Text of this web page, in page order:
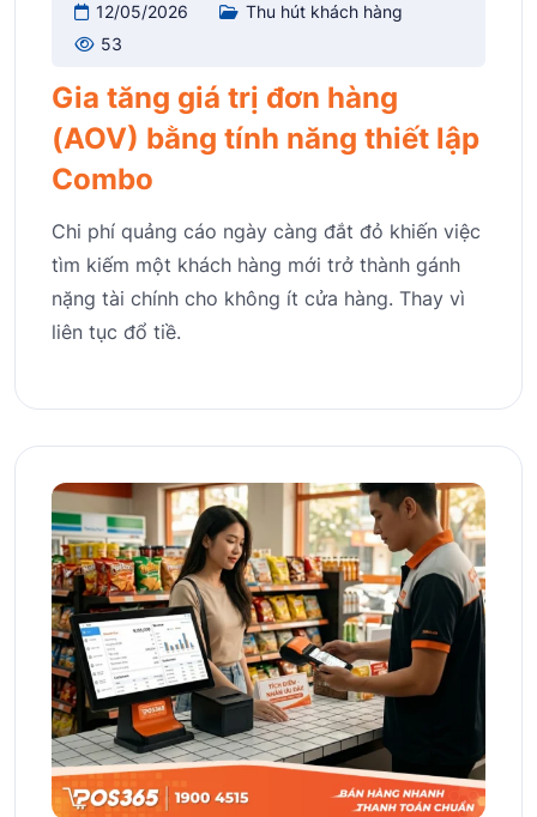
12/05/2026
Thu hút khách hàng
53
Gia tăng giá trị đơn hàng
(AOV) bằng tính năng thiết lập
Combo
Chi phí quảng cáo ngày càng đắt đỏ khiến việc
tìm kiếm một khách hàng mới trở thành gánh
nặng tài chính cho không ít cửa hàng. Thay vì
liên tục đổ tiề.